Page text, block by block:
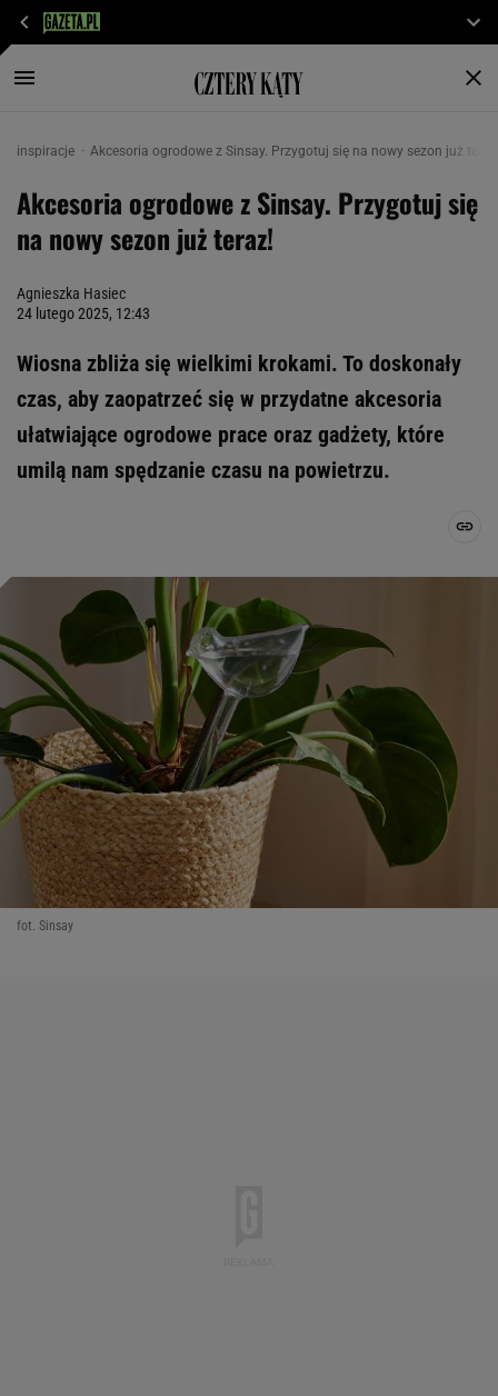
inspiracje Akcesoria ogrodowe z Sinsay. Przygotuj się na nowy sezon już
Akcesoria ogrodowe z Sinsay. Przygotuj się
na nowy sezon już teraz!
Agnieszka Hasiec
24 lutego 2025, 12:43
Wiosna zbliża się wielkimi krokami. To doskonały
czas, aby zaopatrzeć się w przydatne akcesoria
ułatwiające ogrodowe prace oraz gadżety, które
umilą nam spędzanie czasu na powietrzu.
fot. Sinsay